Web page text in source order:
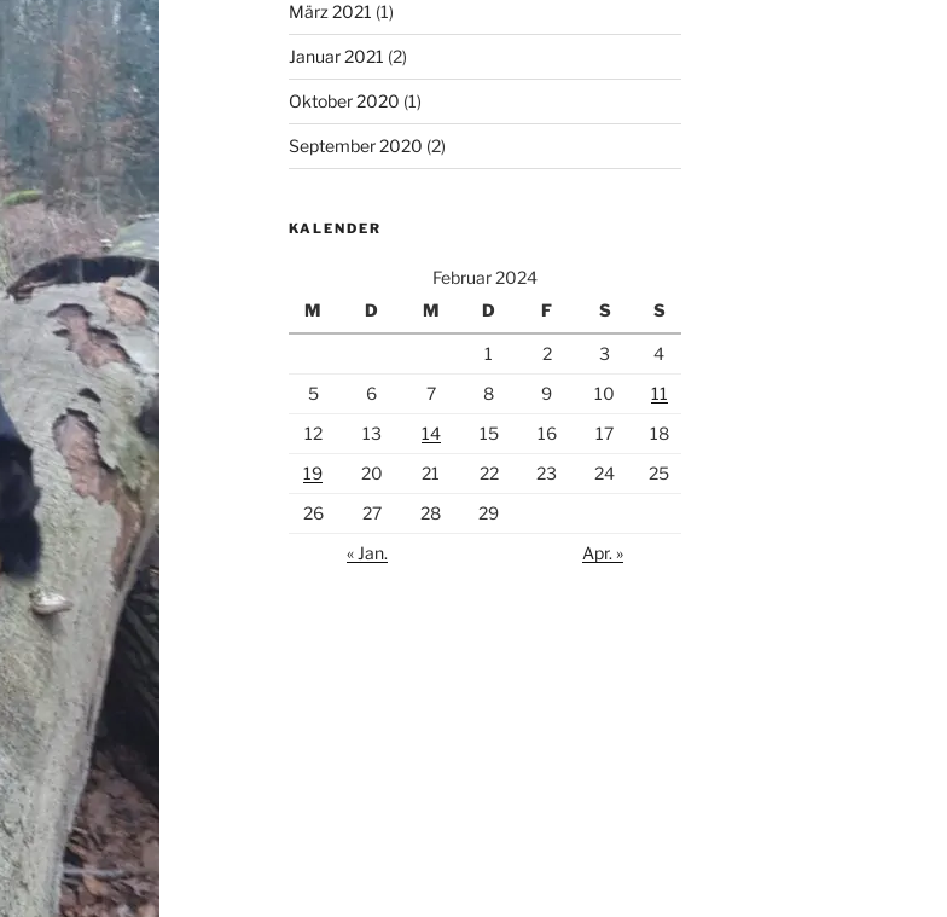
März 2021 (1)
Januar 2021 (2)
Oktober 2020 (1)
September 2020 (2)
KALENDER
Februar 2024
M
D M D F S S
1 2 3
4
5
6 7 8 9 10
11
12
13 14 15 16 17
18
19
20 21 22 23 24
25
26
27 28
29
« Jan.
Apr. »